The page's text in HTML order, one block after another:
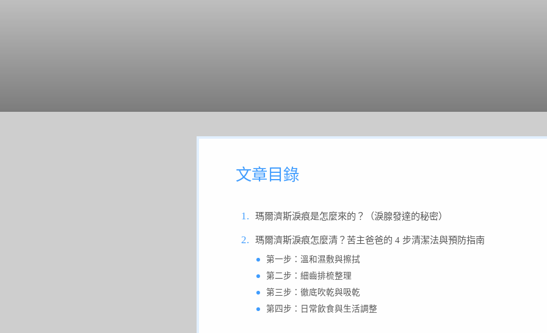
文章目錄
瑪爾濟斯淚痕是怎麼來的？（淚腺發達的秘密）
瑪爾濟斯淚痕怎麼清？苦主爸爸的 4 步清潔法與預防指南
第一步：溫和濕敷與擦拭
第二步：細齒排梳整理
第三步：徹底吹乾與吸乾
第四步：日常飲食與生活調整